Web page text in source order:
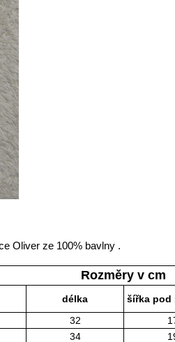
Oliver ze 100% bavlny .
Rozměry v cm
délka šířka pod
32
34